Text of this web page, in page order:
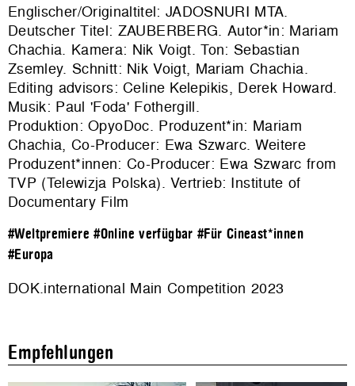
Englischer/Originaltitel: JADOSNURI MTA.
Deutscher Titel: ZAUBERBERG. Autor*in: Mariam
Chachia. Kamera: Nik Voigt. Ton: Sebastian
Zsemley. Schnitt: Nik Voigt, Mariam Chachia.
Editing advisors: Celine Kelepikis, Derek Howard.
Musik: Paul 'Foda' Fothergill.
Produktion:OpyoDoc. Produzent*in: Mariam
Chachia, Co-Producer: Ewa Szwarc. Weitere
Produzent*innen: Co-Producer: Ewa Szwarc from
TVP (Telewizja Polska). Vertrieb: Institute of
Documentary Film
#Weltpremiere #Online verfügbar #Für Cineast*innen
#Europa
DOK.international Main Competition 2023
Empfehlungen